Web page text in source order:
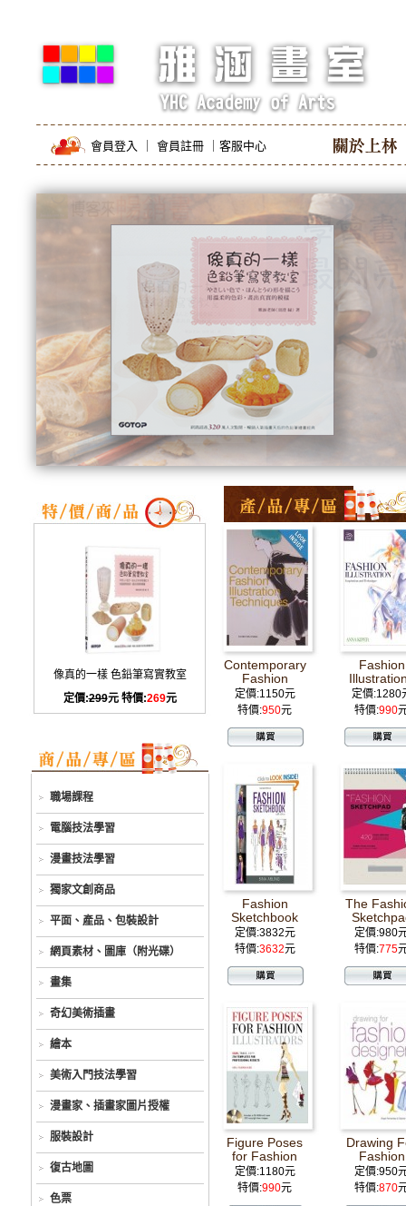
會員登入 會員註冊 客服中心
像真的一樣 色鉛筆寫實教室
定價:299元 特價:269元
職場課程
電腦技法學習
漫畫技法學習
獨家文創商品
平面、產品、包裝設計
網頁素材、圖庫（附光碟）
畫集
奇幻美術插畫
繪本
美術入門技法學習
漫畫家、插畫家圖片授權
服裝設計
復古地圖
色票
Contemporary
Fashion
Illustration
Techniques
定價:1150元
特價:950元
Fashion
Inspiration
定價:1280
特價:990
Fashion
Sketchbook
[Spiral-Bound]
定價:3832元
特價:3632元
The
定價:980
特價:775
Figure Poses
for Fashion
Illustrators
定價:1180元
特價:990元
Drawing
Fashion
定價:950
特價:870